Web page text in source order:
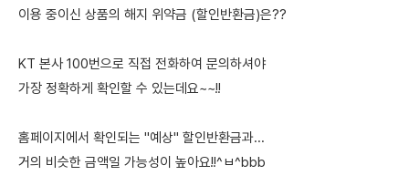
이용 중이신 상품의 해지 위약금 (할인반환금)은??
KT 본사 100번으로 직접 전화하여 문의하셔야
가장 정확하게 확인할 수 있는데요~~!!
홈페이지에서 확인되는 "예상" 할인반환금과...
거의 비슷한 금액일 가능성이 높아요!!^ㅂ^bbb